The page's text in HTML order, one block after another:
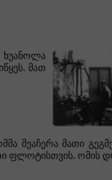
ხუანოლა
მათ
შეაჩერა მათი
ფლოტისთვის. ომის